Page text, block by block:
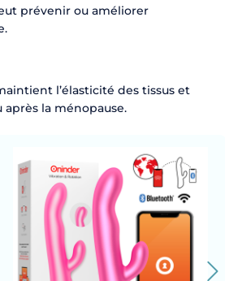
prévenir ou améliorer
l’élasticité des tissus et
la ménopause.